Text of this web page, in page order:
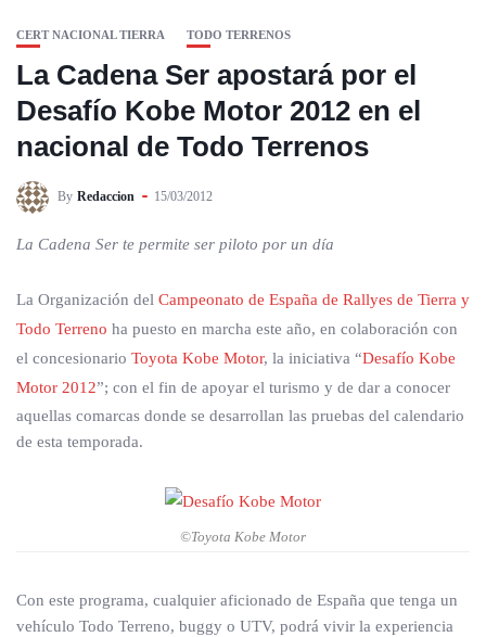
CERT NACIONAL TIERRA TODO TERRENOS
La Cadena Ser apostará por el
Desafío Kobe Motor 2012 en el
nacional de Todo Terrenos
By Redaccion 15/03/2012
La Cadena Ser te permite ser piloto por un día
La Organización del Campeonato de España de Rallyes de Tierra y
Todo Terreno ha puesto en marcha este año, en colaboración con
el concesionario Toyota Kobe Motor, la iniciativa “Desafío Kobe
Motor 2012”; con el fin de apoyar el turismo y de dar a conocer
aquellas comarcas donde se desarrollan las pruebas del calendario
de esta temporada.
©Toyota Kobe Motor
Con este programa, cualquier aficionado de España que tenga un
vehículo Todo Terreno, buggy o UTV, podrá vivir la experiencia